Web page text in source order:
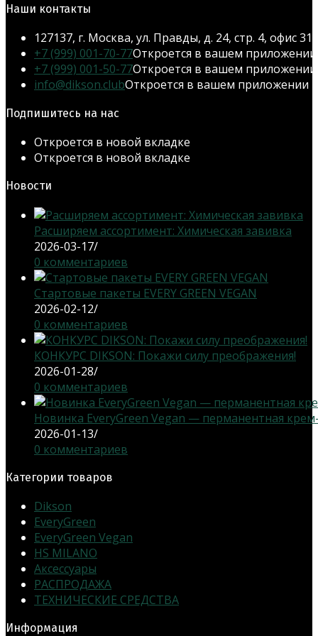
Наши контакты
127137, г. Москва, ул. Правды, д. 24, стр. 4, офис 317
+7 (999) 001-70-77Откроется в вашем приложении
+7 (999) 001-50-77Откроется в вашем приложении
info@dikson.clubОткроется в вашем приложении
Подпишитесь на нас
Откроется в новой вкладке
Откроется в новой вкладке
Новости
Расширяем ассортимент: Химическая завивка
2026-03-17/
0 комментариев
Стартовые пакеты EVERY GREEN VEGAN
2026-02-12/
0 комментариев
КОНКУРС DIKSON: Покажи силу преображения!
2026-01-28/
0 комментариев
Новинка EveryGreen Vegan — перманентная
2026-01-13/
0 комментариев
Категории товаров
Dikson
EveryGreen
EveryGreen Vegan
HS MILANO
Аксессуары
РАСПРОДАЖА
ТЕХНИЧЕСКИЕ СРЕДСТВА
Информация